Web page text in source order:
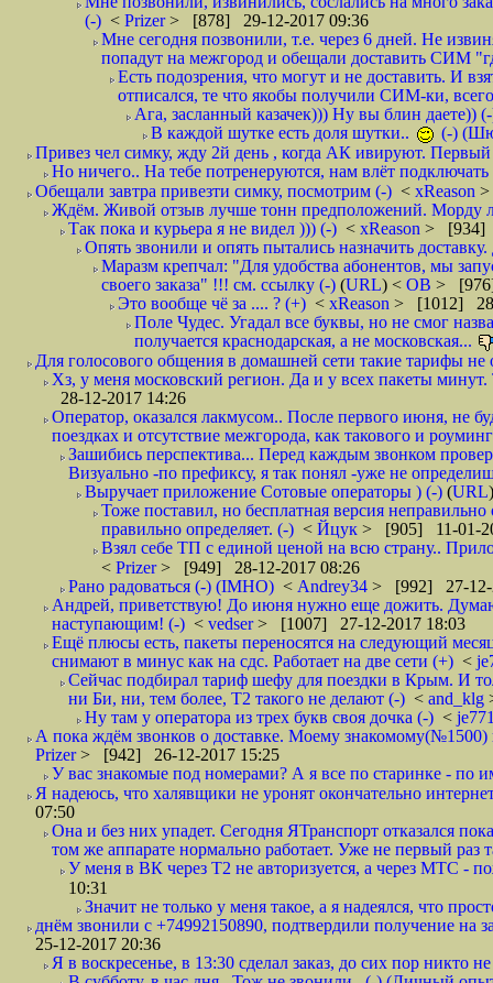
(-) < Prizer> [878] 29-12-2017 09:36
Мне сегодня позвонили, т.е. через 6 дней. Не
попадут на межгород и обещали доставить СИМ
Есть подозрения, что могут и не доставить. И
отписался, те что якобы получили СИМ-ки,
Ага, засланный казачек))) Ну вы блин даете))
В каждой шутке есть доля шутки..
(-)
Привез чел симку, жду 2й день , когда АК ивируют. Первый
Но ничего.. На тебе потренеруются, нам влёт подключать
Обещали завтра привезти симку, посмотрим (-) < xReason
Ждём. Живой отзыв лучше тонн предположений. Морду
Так пока и курьера я не видел ))) (-) < xReason > [934]
Опять звонили и опять пытались назначить
Маразм крепчал: "Для удобства абонентов, мы
своего заказа" !!! см. ссылку (-) (URL) < ОВ >
Это вообще чё за .... ? (+) < xReason > [1012]
Поле Чудес. Угадал все буквы, но не смог
получается краснодарская, а не московская...
Для голосового общения в домашней сети такие тарифы не
Хз, у меня московский регион. Да и у всех пакеты
28-12-2017 14:26
Оператор, оказался лакмусом.. После первого июня, не
поездках и отсутствие межгорода, как такового и
Зашибись перспектива... Перед каждым звонком
Визуально -по префиксу, я так понял -уже не
Выручает приложение Сотовые операторы ) (-) (URL
Тоже поставил, но бесплатная версия
правильно определяет. (-) < Йцук > [905] 11-01-
Взял себе ТП с единой ценой на всю страну..
< Prizer> [949] 28-12-2017 08:26
Рано радоваться (-) (IMHO) < Andrey34 > [992] 27-12-
Андрей, приветствую! До июня нужно еще дожить.
наступающим! (-) < vedser> [1007] 27-12-2017 18:03
Ещё плюсы есть, пакеты переносятся на следующий
снимают в минус как на сдс. Работает на две сети (+) <
Сейчас подбирал тариф шефу для поездки в Крым. И
ни Би, ни, тем более, Т2 такого не делают (-) < and_klg
Ну там у оператора из трех букв своя дочка (-) <
А пока ждём звонков о доставке. Моему знакомому(№1500)
Prizer> [942] 26-12-2017 15:25
У вас знакомые под номерами? А я все по старинке - по
Я надеюсь, что халявщики не уронят окончательно
07:50
Она и без них упадет. Сегодня ЯТранспорт отказался
том же аппарате нормально работает. Уже не первый раз
У меня в ВК через Т2 не авторизуется, а через МТС -
10:31
Значит не только у меня такое, а я надеялся, что
днём звонили с +74992150890, подтвердили получение на
25-12-2017 20:36
Я в воскресенье, в 13:30 сделал заказ, до сих пор никто